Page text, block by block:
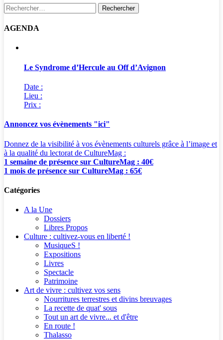
Rechercher :
AGENDA
Le Syndrome d’Hercule au Off d’Avignon
Date :
Lieu :
Prix :
Annoncez vos évènements "ici"
Donnez de la visibilité à vos évènements culturels grâce à l’image et
à la qualité du lectorat de CultureMag :
1 semaine de présence sur CultureMag : 40€
1 mois de présence sur CultureMag : 65€
Catégories
A la Une
Dossiers
Libres Propos
Culture : cultivez-vous en liberté !
MusiqueS !
Expositions
Livres
Spectacle
Patrimoine
Art de vivre : cultivez vos sens
Nourritures terrestres et divins breuvages
La recette de quat' sous
Tout un art de vivre... et d'être
En route !
Thalasso